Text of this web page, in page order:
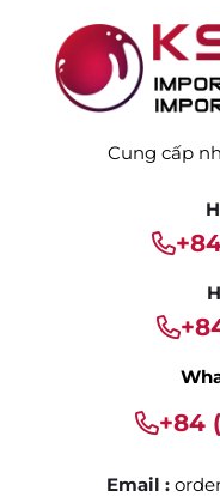
Cung cấp
+84
Email :